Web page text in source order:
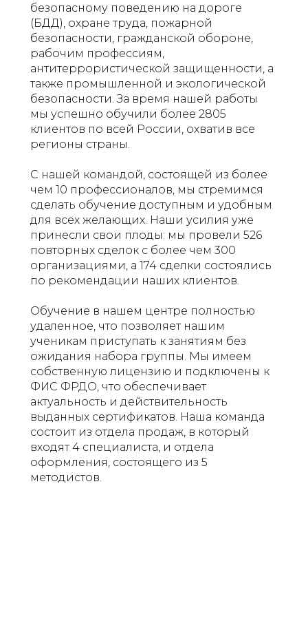
безопасному поведению на дороге
(БДД), охране труда, пожарной
безопасности, гражданской обороне,
рабочим профессиям,
антитеррористической защищенности, а
также промышленной и экологической
безопасности. За время нашей работы
мы успешно обучили более 2805
клиентов по всей России, охватив все
регионы страны.
С нашей командой, состоящей из более
чем 10 профессионалов, мы стремимся
сделать обучение доступным и удобным
для всех желающих. Наши усилия уже
принесли свои плоды: мы провели 526
повторных сделок с более чем 300
организациями, а 174 сделки состоялись
по рекомендации наших клиентов.
Обучение в нашем центре полностью
удаленное, что позволяет нашим
ученикам приступать к занятиям без
ожидания набора группы. Мы имеем
собственную лицензию и подключены к
ФИС ФРДО, что обеспечивает
актуальность и действительность
выданных сертификатов. Наша команда
состоит из отдела продаж, в который
входят 4 специалиста, и отдела
оформления, состоящего из 5
методистов.